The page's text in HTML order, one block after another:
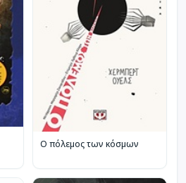
Ο πόλεμος των κόσμων